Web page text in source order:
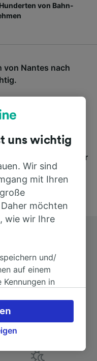
von Bahn-
von Nantes nach
Sie einfach oben
und
Sie mit uns.
von mehr
nach
Dann bitte
Zug fahren, prüfen
uns wichtig
Wir sind
mit Ihren
möchten
wie wir Ihre
und/
auf einem
in
berechtigtem
der